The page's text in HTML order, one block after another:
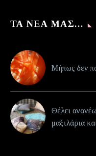
ΤΑ ΝΈΑ ΜΑΣ…
Μήπως δεν
Θέλει
μαξιλάρια